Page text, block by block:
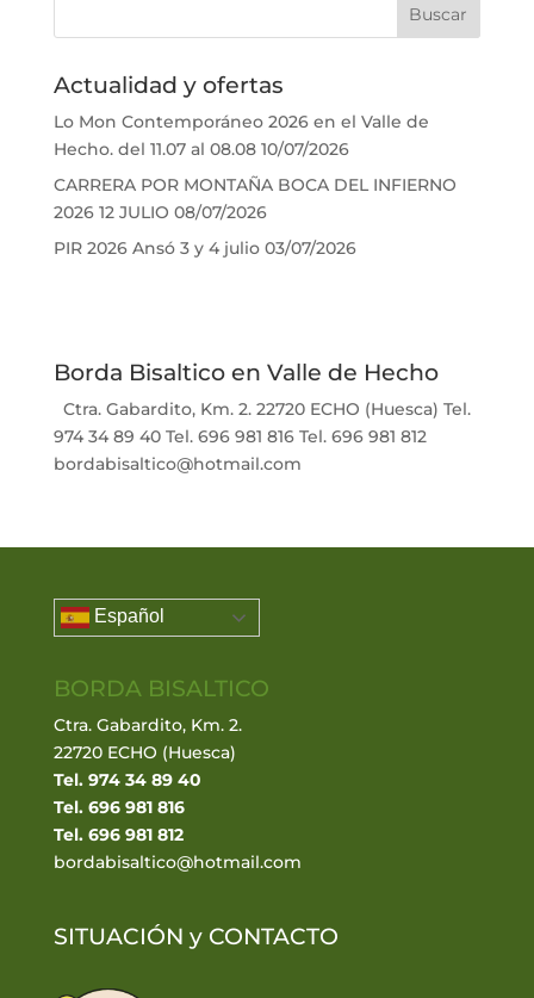
Actualidad y ofertas
Lo Mon Contemporáneo 2026 en el Valle de
Hecho. del 11.07 al 08.08 10/07/2026
CARRERA POR MONTAÑA BOCA DEL INFIERNO
2026 12 JULIO 08/07/2026
PIR 2026 Ansó 3 y 4 julio 03/07/2026
Borda Bisaltico en Valle de Hecho
Ctra. Gabardito, Km. 2. 22720 ECHO (Huesca) Tel.
974 34 89 40 Tel. 696 981 816 Tel. 696 981 812
bordabisaltico@hotmail.com
Español
BORDA BISALTICO
Ctra. Gabardito, Km. 2.
22720 ECHO (Huesca)
Tel. 974 34 89 40
Tel. 696 981 816
Tel. 696 981 812
bordabisaltico@hotmail.com
SITUACIÓN y CONTACTO